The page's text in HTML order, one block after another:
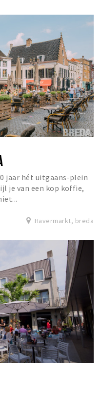
jaar hét uitgaans-plein
je van een kop koffie,
Havermarkt, breda